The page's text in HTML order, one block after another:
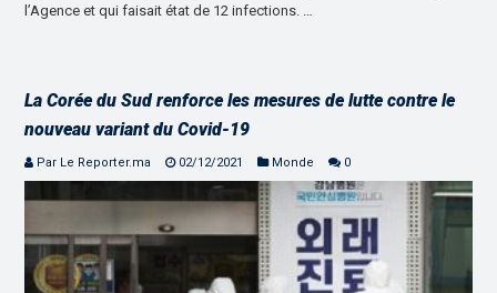
l’Agence et qui faisait état de 12 infections. …
La Corée du Sud renforce les mesures de lutte contre le
nouveau variant du Covid-19
Par Le Reporter.ma 02/12/2021 Monde 0